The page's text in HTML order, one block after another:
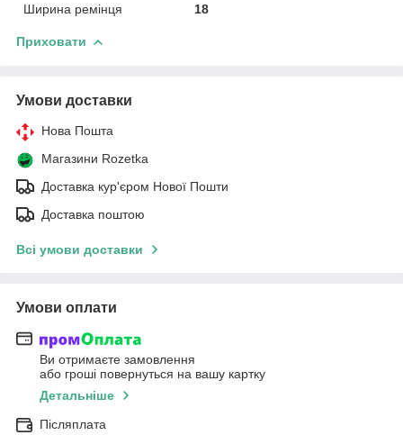
Ширина ремінця 18
Приховати
Умови доставки
Нова Пошта
Магазини Rozetka
Доставка кур'єром Нової Пошти
Доставка поштою
Всі умови доставки
Умови оплати
Ви отримаєте замовлення
або гроші повернуться на вашу картку
Детальніше
Післяплата